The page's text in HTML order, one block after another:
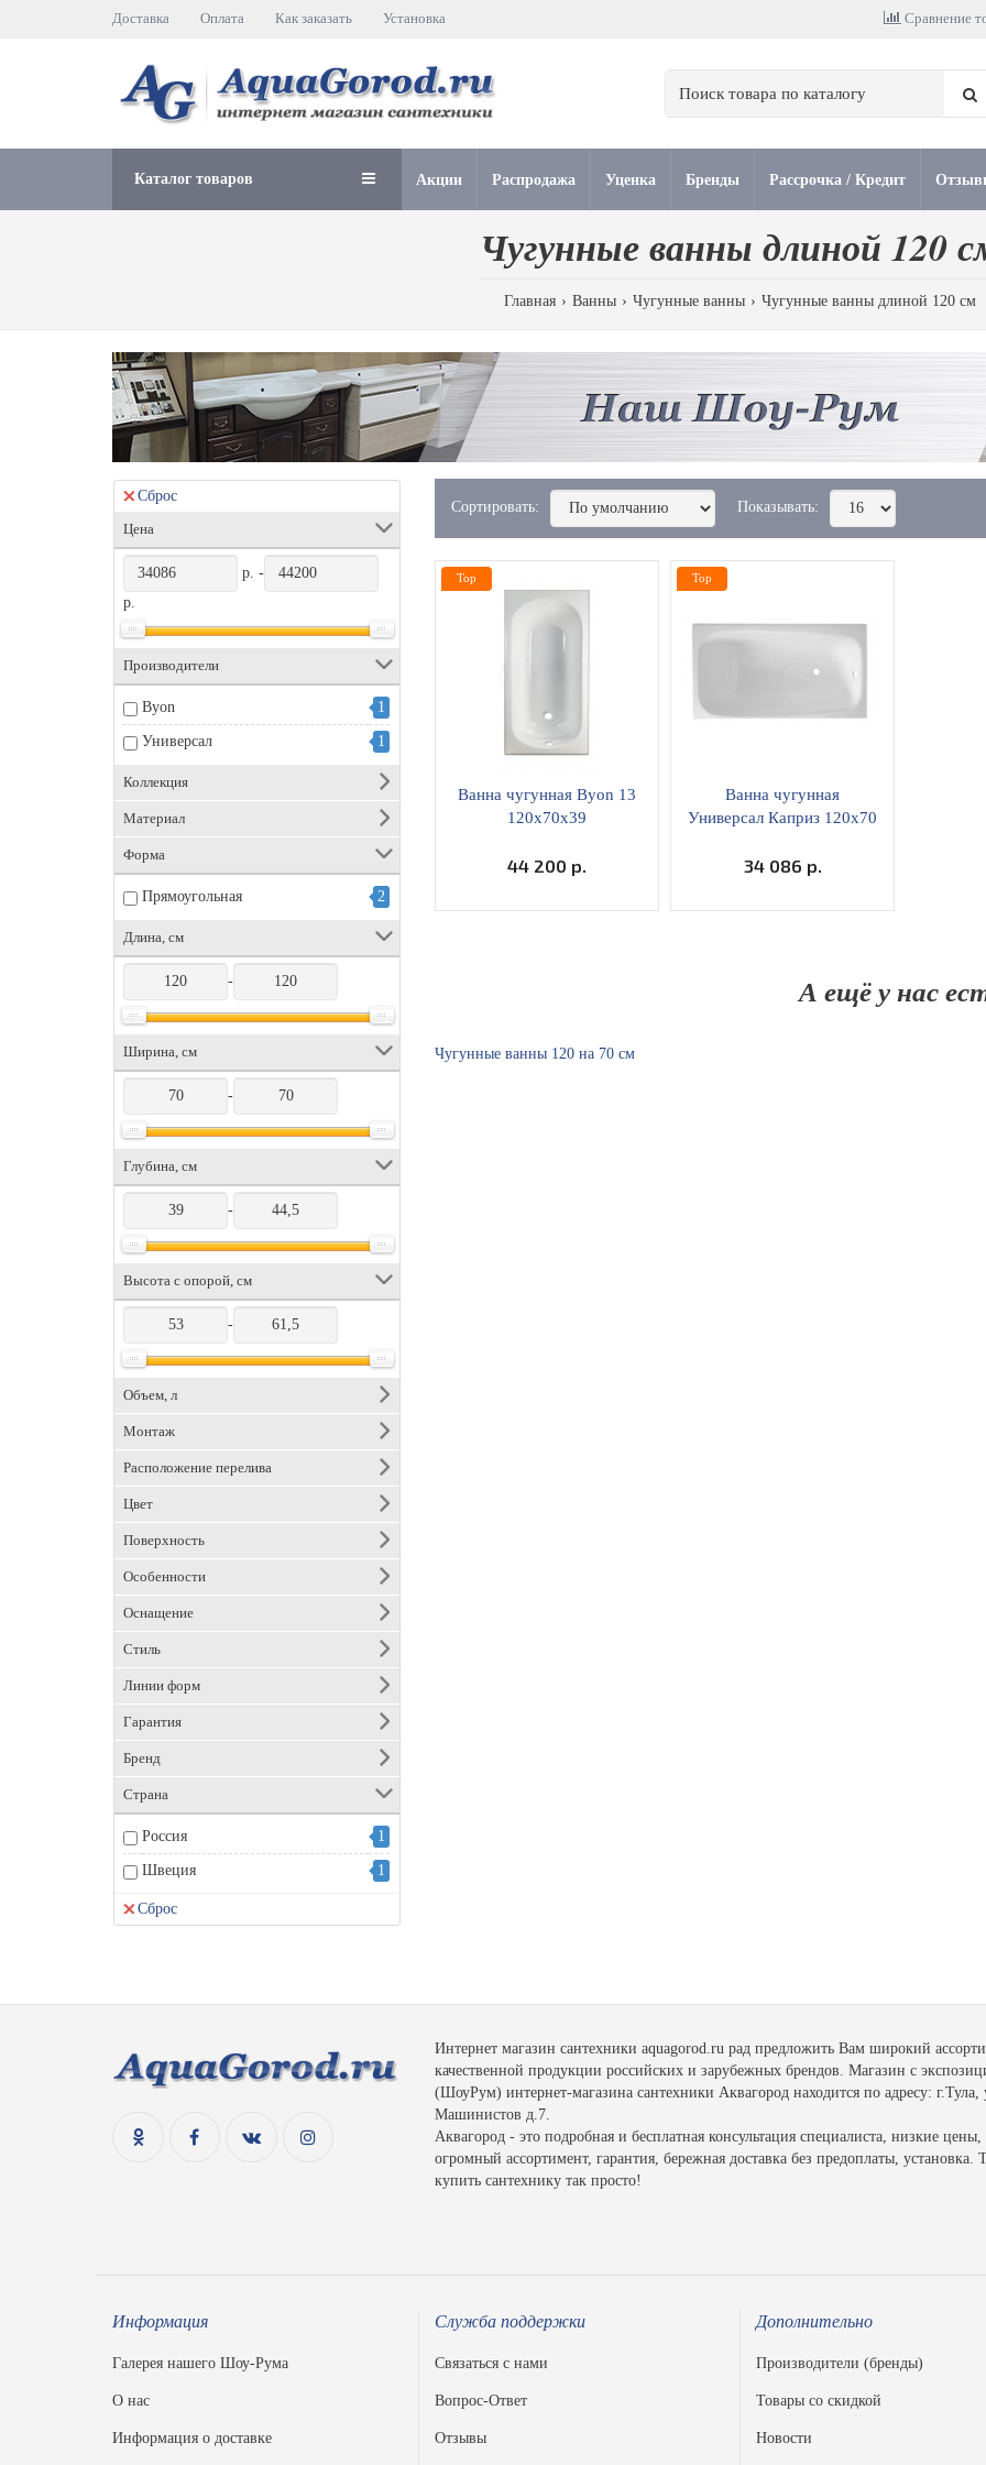
Доставка Оплата Как заказать Установка Сравнение
Каталог товаров Акции Распродажа Уценка Бренды Рассрочка / Кредит
Чугунные ванны длиной 120
Главная Ванны Чугунные ванны Чугунные ванны длиной 120 см
Сброс
Цена
р. -
р.
Производители
Byon 1
Универсал 1
Коллекция
Материал
Форма
Прямоугольная 2
Длина, см
-
Ширина, см
-
Глубина, см
-
Высота с опорой, см
-
Объем, л
Монтаж
Расположение перелива
Цвет
Поверхность
Особенности
Оснащение
Стиль
Линии форм
Гарантия
Бренд
Страна
Россия 1
Швеция 1
Сброс
Сортировать: Показывать:
Ванна чугунная Byon 13
120x70x39
44 200 р.
Top
Ванна чугунная
Универсал Каприз 120х70
34 086 р.
Top
А ещё у нас
Чугунные ванны 120 на 70 см
Интернет магазин сантехники aquagorod.ru рад предложить Вам широкий
качественной продукции российских и зарубежных брендов. Магазин с
(ШоуРум) интернет-магазина сантехники Аквагород находится по адресу: г.Тула,
Машинистов д.7.
Аквагород - это подробная и бесплатная консультация специалиста, низкие цены,
огромный ассортимент, гарантия, бережная доставка без предоплаты, установка.
купить сантехнику так просто!
Информация
Галерея нашего Шоу-Рума
О нас
Информация о доставке
Служба поддержки
Связаться с нами
Вопрос-Ответ
Отзывы
Дополнительно
Производители (бренды)
Товары со скидкой
Новости